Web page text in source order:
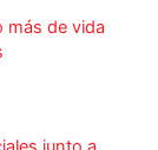
más de vida